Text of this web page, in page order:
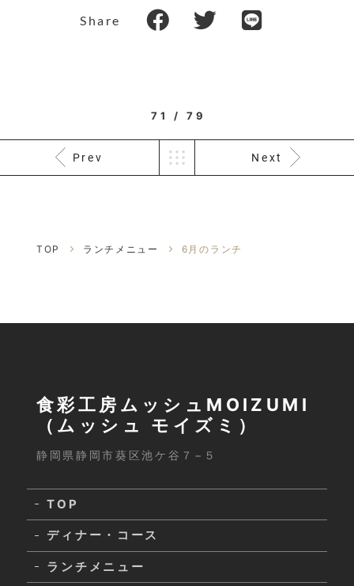
Share
71 / 79
Prev Next
TOP ランチメニュー 6月のランチ
食彩工房ムッシュMOIZUMI
（ムッシュ モイズミ）
静岡県静岡市葵区池ケ谷７−５
TOP
ディナー・コース
ランチメニュー